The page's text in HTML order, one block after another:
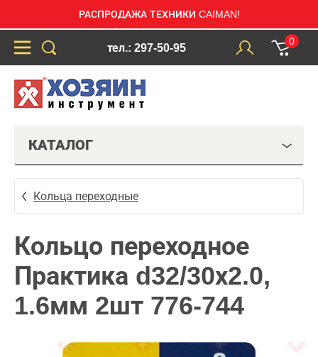
РАСПРОДАЖА ТЕХНИКИ CAIMAN!
тел.: 297-50-95
0
КАТАЛОГ
Кольца переходные
Кольцо переходное
Практика d32/30х2.0,
1.6мм 2шт 776-744